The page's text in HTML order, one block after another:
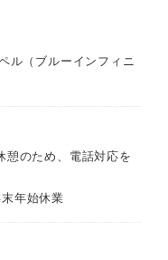
ル（ブルーインフィニ
のため、電話対応を
年始休業